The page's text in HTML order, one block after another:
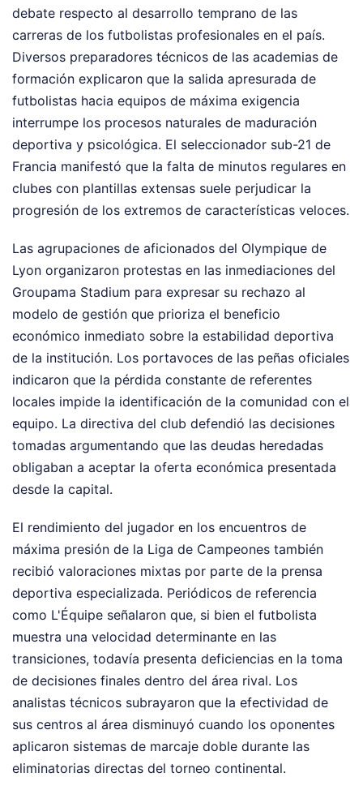
debate respecto al desarrollo temprano de las
carreras de los futbolistas profesionales en el país.
Diversos preparadores técnicos de las academias de
formación explicaron que la salida apresurada de
futbolistas hacia equipos de máxima exigencia
interrumpe los procesos naturales de maduración
deportiva y psicológica. El seleccionador sub-21 de
Francia manifestó que la falta de minutos regulares en
clubes con plantillas extensas suele perjudicar la
progresión de los extremos de características veloces.
Las agrupaciones de aficionados del Olympique de
Lyon organizaron protestas en las inmediaciones del
Groupama Stadium para expresar su rechazo al
modelo de gestión que prioriza el beneficio
económico inmediato sobre la estabilidad deportiva
de la institución. Los portavoces de las peñas oficiales
indicaron que la pérdida constante de referentes
locales impide la identificación de la comunidad con el
equipo. La directiva del club defendió las decisiones
tomadas argumentando que las deudas heredadas
obligaban a aceptar la oferta económica presentada
desde la capital.
El rendimiento del jugador en los encuentros de
máxima presión de la Liga de Campeones también
recibió valoraciones mixtas por parte de la prensa
deportiva especializada. Periódicos de referencia
como L'Équipe señalaron que, si bien el futbolista
muestra una velocidad determinante en las
transiciones, todavía presenta deficiencias en la toma
de decisiones finales dentro del área rival. Los
analistas técnicos subrayaron que la efectividad de
sus centros al área disminuyó cuando los oponentes
aplicaron sistemas de marcaje doble durante las
eliminatorias directas del torneo continental.